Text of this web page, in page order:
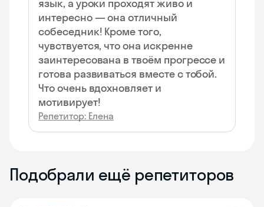
язык, а уроки проходят живо и
интересно — она отличный
собеседник! Кроме того,
чувствуется, что она искренне
заинтересована в твоём прогрессе и
готова развиваться вместе с тобой.
Что очень вдохновляет и
мотивирует!
Репетитор: Елена
Подобрали ещё репетиторов